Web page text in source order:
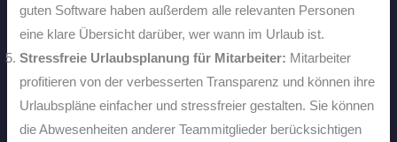
guten Software haben außerdem alle relevanten Personen
eine klare Übersicht darüber, wer wann im Urlaub ist.
Stressfreie Urlaubsplanung für Mitarbeiter: Mitarbeiter
profitieren von der verbesserten Transparenz und können ihre
Urlaubspläne einfacher und stressfreier gestalten. Sie können
die Abwesenheiten anderer Teammitglieder berücksichtigen